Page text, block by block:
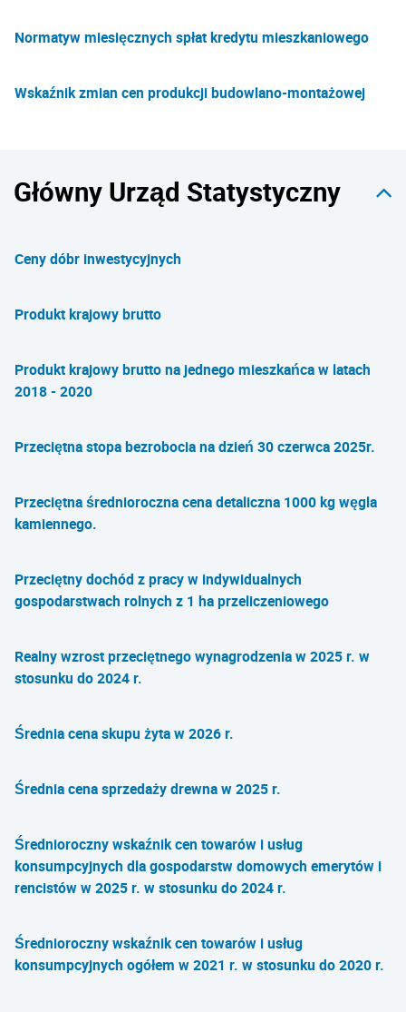
Normatyw miesięcznych spłat kredytu mieszkaniowego
Wskaźnik zmian cen produkcji budowlano-montażowej
Główny Urząd Statystyczny
Ceny dóbr inwestycyjnych
Produkt krajowy brutto
Produkt krajowy brutto na jednego mieszkańca w latach
2018 - 2020
Przeciętna stopa bezrobocia na dzień 30 czerwca 2025r.
Przeciętna średnioroczna cena detaliczna 1000 kg węgla
kamiennego.
Przeciętny dochód z pracy w indywidualnych
gospodarstwach rolnych z 1 ha przeliczeniowego
Realny wzrost przeciętnego wynagrodzenia w 2025 r. w
stosunku do 2024 r.
Średnia cena skupu żyta w 2026 r.
Średnia cena sprzedaży drewna w 2025 r.
Średnioroczny wskaźnik cen towarów i usług
konsumpcyjnych dla gospodarstw domowych emerytów i
rencistów w 2025 r. w stosunku do 2024 r.
Średnioroczny wskaźnik cen towarów i usług
konsumpcyjnych ogółem w 2021 r. w stosunku do 2020 r.